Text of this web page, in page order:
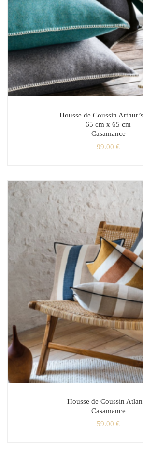
Housse de Coussin
65 cm x 65 cm
Casamance
99.00 €
Housse de Coussin
Casamance
59.00 €